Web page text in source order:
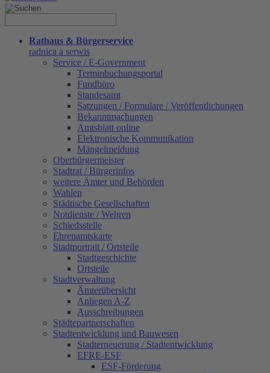
Rathaus & Bürgerservice
radnica a serwis
Service / E-Government
Terminbuchungsportal
Fundbüro
Standesamt
Satzungen / Formulare / Veröffentlichungen
Bekanntmachungen
Amtsblatt online
Elektronische Kommunikation
Mängelmeldung
Oberbürgermeister
Stadtrat / Bürgerinfos
weitere Ämter und Behörden
Wahlen
Städtische Gesellschaften
Notdienste / Wehren
Schiedsstelle
Ehrenamtskarte
Stadtportrait / Ortsteile
Stadtgeschichte
Ortsteile
Stadtverwaltung
Ämterübersicht
Anliegen A-Z
Ausschreibungen
Städtepartnerschaften
Stadtentwicklung und Bauwesen
Stadterneuerung / Stadtentwicklung
EFRE-ESF
ESF-Förderung